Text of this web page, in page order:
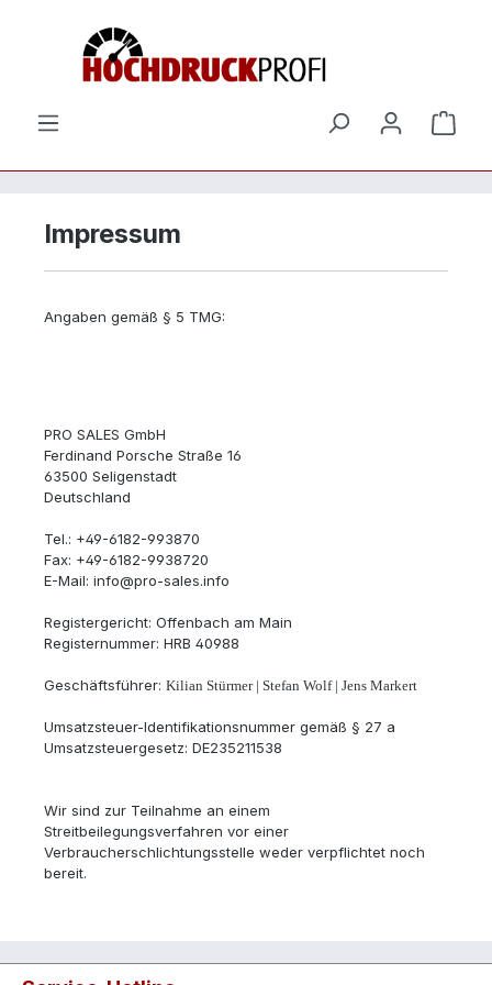
Zum Hauptinhalt springen
Impressum
Angaben gemäß § 5 TMG:
PRO SALES GmbH
Ferdinand Porsche Straße 16
63500 Seligenstadt
Deutschland
Tel.: +49-6182-993870
Fax: +49-6182-9938720
E-Mail: info@pro-sales.info
Registergericht: Offenbach am Main
Registernummer: HRB 40988
Geschäftsführer: Kilian Stürmer | Stefan Wolf | Jens Markert
Umsatzsteuer-Identifikationsnummer gemäß § 27 a
Umsatzsteuergesetz: DE235211538
Wir sind zur Teilnahme an einem
Streitbeilegungsverfahren vor einer
Verbraucherschlichtungsstelle weder verpflichtet noch
bereit.